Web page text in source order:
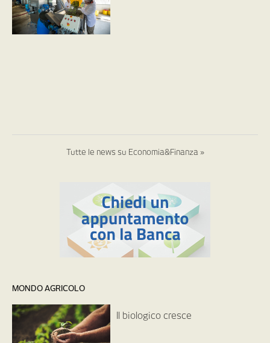
Tutte le news su Economia&Finanza »
MONDO AGRICOLO
Il biologico cresce